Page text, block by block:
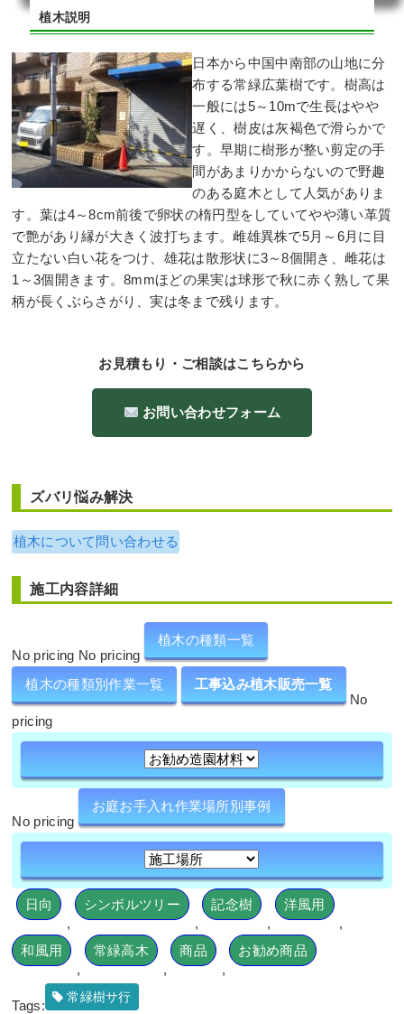
植木説明
日本から中国中南部の山地に分
布する常緑広葉樹です。樹高は
一般には5～10mで生長はやや
遅く、樹皮は灰褐色で滑らかで
す。早期に樹形が整い剪定の手
間があまりかからないので野趣
のある庭木として人気がありま
す。葉は4～8cm前後で卵状の楕円型をしていてやや薄い革質
で艶があり縁が大きく波打ちます。雌雄異株で5月～6月に目
立たない白い花をつけ、雄花は散形状に3～8個開き、雌花は
1～3個開きます。8mmほどの果実は球形で秋に赤く熟して果
柄が長くぶらさがり、実は冬まで残ります。
お見積もり・ご相談はこちらから
お問い合わせフォーム
ズバリ悩み解決
植木について問い合わせる
施工内容詳細
No pricing No pricing
植木の種類一覧
植木の種類別作業一覧
工事込み植木販売一覧
No
pricing
No pricing
お庭お手入れ作業場所別事例
日向
,
シンボルツリー
,
記念樹
,
洋風用
,
和風用
,
常緑高木
,
商品
,
お勧め商品
Tags:
常緑樹サ行